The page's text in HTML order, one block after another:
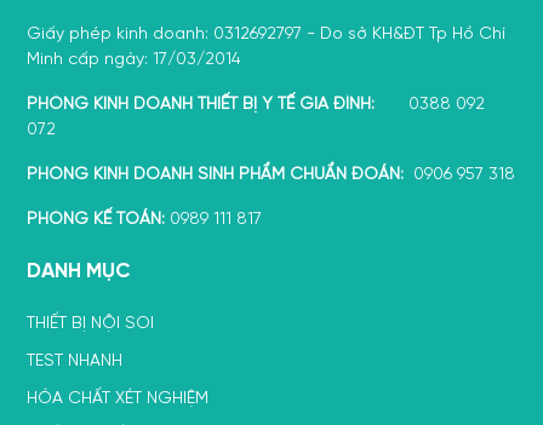
Giấy phép kinh doanh: 0312692797 - Do sở KH&ĐT Tp Hồ Chí
Minh cấp ngày: 17/03/2014
PHÒNG KINH DOANH THIẾT BỊ Y TẾ GIA ĐÌNH: 0388 092
072
PHÒNG KINH DOANH SINH PHẨM CHUẨN ĐOÁN: 0906 957 318
PHÒNG KẾ TOÁN: 0989 111 817
DANH MỤC
THIẾT BỊ NỘI SOI
TEST NHANH
HÓA CHẤT XÉT NGHIỆM